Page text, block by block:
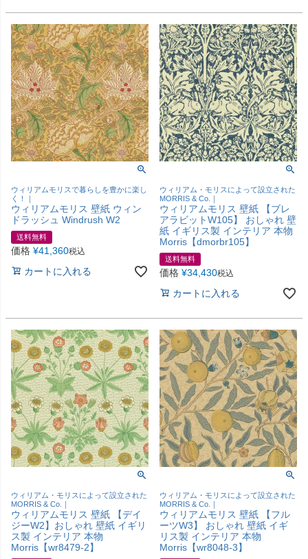
ウィリアムモリスで暮らしを豊かに楽し
く！｜
ウィリアムモリス 壁紙 ウィン
ドラッシュ Windrush W2
送料無料
価格 ¥41,360税込
カートに入れる
ウィリアム・モリスによって設立された
MORRIS & Co.｜
ウィリアムモリス 壁紙 【ブレ
アラビットW105】 おしゃれ 壁
紙 イギリス製 インテリア 本物
Morris【dmorbr105】
送料無料
価格 ¥34,430税込
カートに入れる
ウィリアム・モリスによって設立された
MORRIS & Co.｜
ウィリアムモリス 壁紙 【デイ
ジーW2】おしゃれ 壁紙 イギリ
ス製 インテリア 本物
Morris【wr8479-2】
ウィリアム・モリスによって設立された
MORRIS & Co.｜
ウィリアムモリス 壁紙 【フル
ーツW3】 おしゃれ 壁紙 イギ
リス製 インテリア 本物
Morris【wr8048-3】